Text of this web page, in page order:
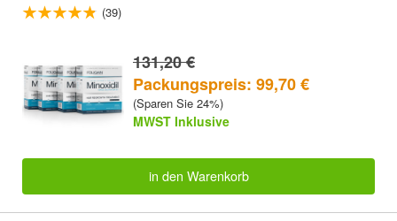
(39)
131,20 €
Packungspreis: 99,70 €
(Sparen Sie 24%)
MWST Inklusive
in den Warenkorb